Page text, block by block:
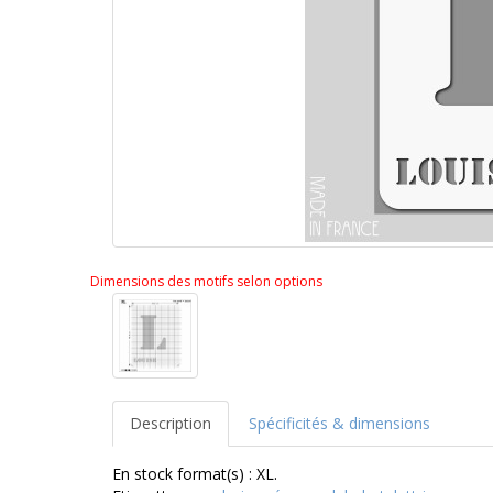
Dimensions des motifs selon options
Description Spécificités & dimensions
En stock format(s) : XL.